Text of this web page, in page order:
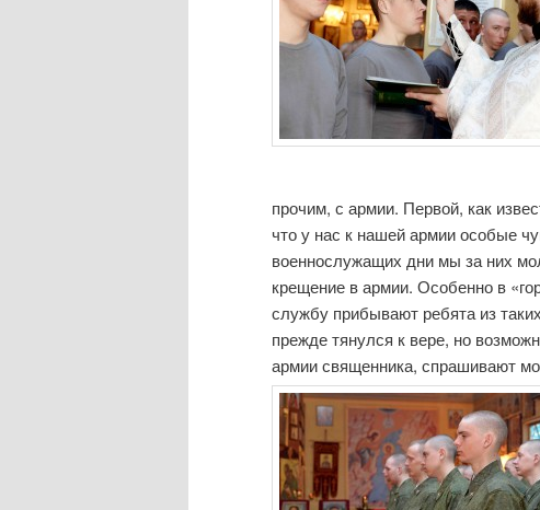
прочим, с армии. Первой, как
что у нас к нашей армии особые
военнослужащих дни мы за них
крещение в армии. Особенно в
службу прибывают ребята из
прежде тянулся к вере, но
армии священника, спрашивают